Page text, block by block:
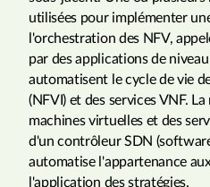
utilisées pour implémenter
l'orchestration des NFV,
par des applications de
automatisent le cycle de vie
(NFVI) et des services VNF.
machines virtuelles et des
d'un contrôleur SDN
automatise l'appartenance
l'application des stratégies.